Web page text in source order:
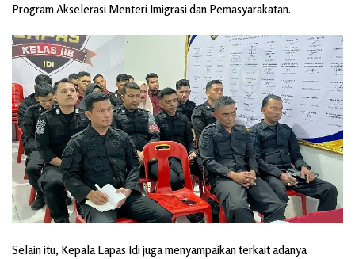
Program Akselerasi Menteri Imigrasi dan Pemasyarakatan.
Selain itu, Kepala Lapas Idi juga menyampaikan terkait adanya